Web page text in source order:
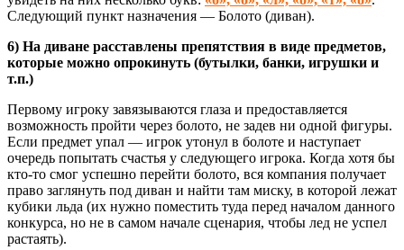
Следующий пункт назначения — Болото (диван).
6) На диване расставлены препятствия в виде предметов,
которые можно опрокинуть (бутылки, банки, игрушки и
т.п.)
Первому игроку завязываются глаза и предоставляется
возможность пройти через болото, не задев ни одной фигуры.
Если предмет упал — игрок утонул в болоте и наступает
очередь попытать счастья у следующего игрока. Когда хотя бы
кто-то смог успешно перейти болото, вся компания получает
право заглянуть под диван и найти там миску, в которой лежат
кубики льда (их нужно поместить туда перед началом данного
конкурса, но не в самом начале сценария, чтобы лед не успел
растаять).